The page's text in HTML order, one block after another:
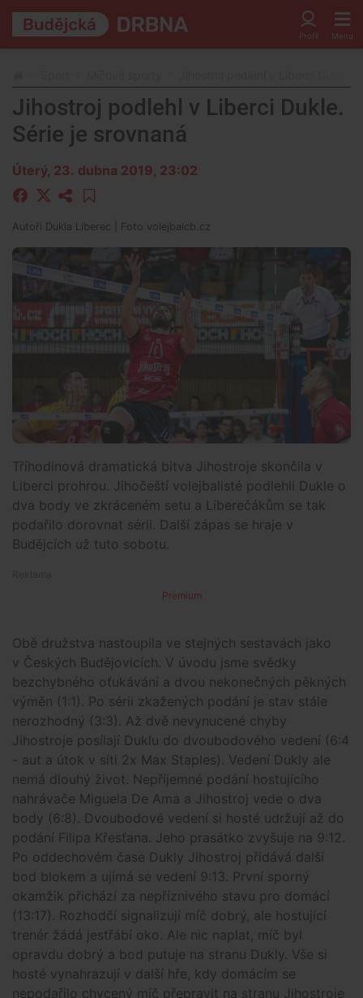
Jihostroj podlehl v Liberci Dukle.
Série je srovnaná
Úterý, 23. dubna 2019, 23:02
Autoři Dukla Liberec | Foto volejbalcb.cz
Tříhodinová dramatická bitva Jihostroje skončila v
Liberci prohrou. Jihočeští volejbalisté podlehli Dukle o
dva body ve zkráceném setu a Liberečákům se tak
podařilo dorovnat sérii. Další zápas se hraje v
Budějcích už tuto sobotu.
Premium
Obě družstva nastoupila ve stejných sestavách jako
v Českých Budějovicích. V úvodu jsme svědky
bezchybného oťukávání a dvou nekonečných pěkných
výměn (1:1). Po sérii zkažených podání je stav stále
nerozhodný (3:3). Až dvě nevynucené chyby
Jihostroje posílají Duklu do dvoubodového vedení (6:4
- aut a útok v síti 2x Max Staples). Vedení Dukly ale
nemá dlouhý život. Nepříjemné podání hostujícího
nahrávače Miguela De Ama a Jihostroj vede o dva
body (6:8). Dvoubodové vedení si hosté udržují až do
podání Filipa Křesťana. Jeho prasátko zvyšuje na 9:12.
Po oddechovém čase Dukly Jihostroj přidává další
bod blokem a ujímá se vedení 9:13. První sporný
okamžik přichází za nepříznivého stavu pro domácí
(13:17). Rozhodčí signalizují míč dobrý, ale hostující
trenér žádá jestřábí oko. Ale nic naplat, míč byl
opravdu dobrý a bod putuje na stranu Dukly. Vše si
hosté vynahrazují v další hře, kdy domácím se
nepodařilo chycený míč přepravit na stranu Jihostroje